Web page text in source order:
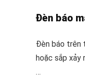
Đèn báo
Đèn báo trên
hoặc sắp xảy
…